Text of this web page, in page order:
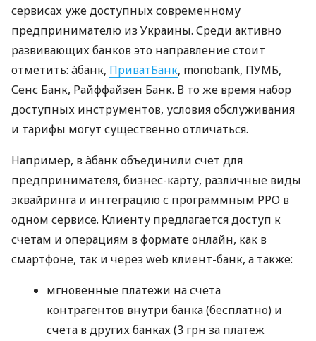
сервисах уже доступных современному
предпринимателю из Украины. Среди активно
развивающих банков это направление стоит
отметить: àбанк, ПриватБанк, monobank, ПУМБ,
Сенс Банк, Райффайзен Банк. В то же время набор
доступных инструментов, условия обслуживания
и тарифы могут существенно отличаться.
Например, в àбанк объединили счет для
предпринимателя, бизнес-карту, различные виды
эквайринга и интеграцию с программным РРО в
одном сервисе. Клиенту предлагается доступ к
счетам и операциям в формате онлайн, как в
смартфоне, так и через web клиент-банк, а также:
мгновенные платежи на счета
контрагентов внутри банка (бесплатно) и
счета в других банках (3 грн за платеж